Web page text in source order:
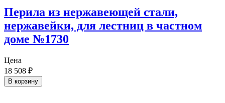
Перила из нержавеющей стали,
нержавейки, для лестниц в частном
доме №1730
Цена
18 508 ₽
В корзину